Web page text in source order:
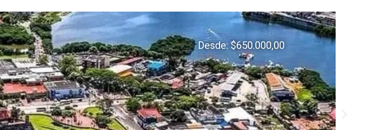
Desde: $650.000,00